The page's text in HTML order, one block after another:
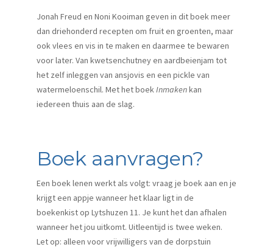
Jonah Freud en Noni Kooiman geven in dit boek meer
dan driehonderd recepten om fruit en groenten, maar
ook vlees en vis in te maken en daarmee te bewaren
voor later. Van kwetsenchutney en aardbeienjam tot
het zelf inleggen van ansjovis en een pickle van
watermeloenschil. Met het boekInmakenkan
iedereen thuis aan de slag.
Boek aanvragen?
Een boek lenen werkt als volgt: vraag je boek aan en je
krijgt een appje wanneer het klaar ligt in de
boekenkist op Lytshuzen 11. Je kunt het dan afhalen
wanneer het jou uitkomt. Uitleentijd is twee weken.
Let op: alleen voor vrijwilligers van de dorpstuin